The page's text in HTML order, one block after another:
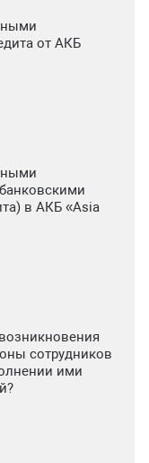
от АКБ
в АКБ «Asia
сотрудников
ими